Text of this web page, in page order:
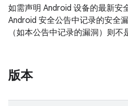
如需声明 Android 设备的最新安
Android 安全公告中记录的安全
（如本公告中记录的漏洞）则不
版本